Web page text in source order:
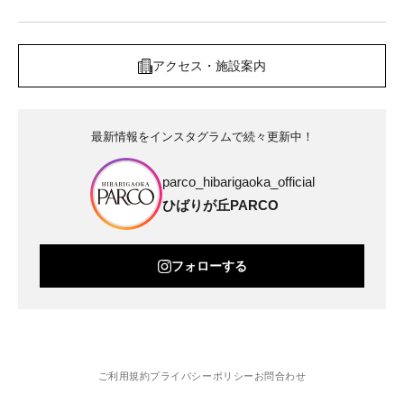
アクセス・施設案内
最新情報をインスタグラムで続々更新中！
parco_hibarigaoka_official
ひばりが丘PARCO
フォローする
ご利用規約プライバシーポリシー お問合わせ